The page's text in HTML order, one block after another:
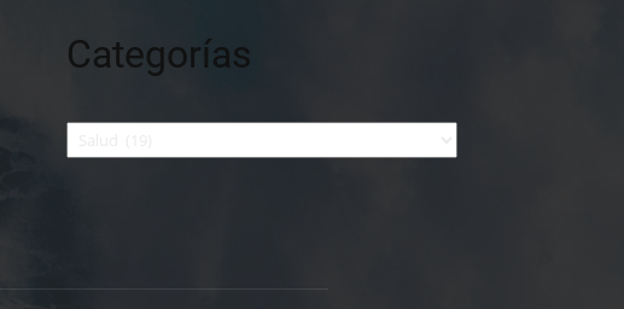
Categorías
Categorías